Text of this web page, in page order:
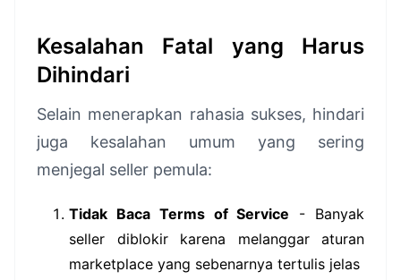
Kesalahan Fatal yang Harus
Dihindari
Selain menerapkan rahasia sukses, hindari
juga kesalahan umum yang sering
menjegal seller pemula:
Tidak Baca Terms of Service - Banyak
seller diblokir karena melanggar aturan
marketplace yang sebenarnya tertulis jelas